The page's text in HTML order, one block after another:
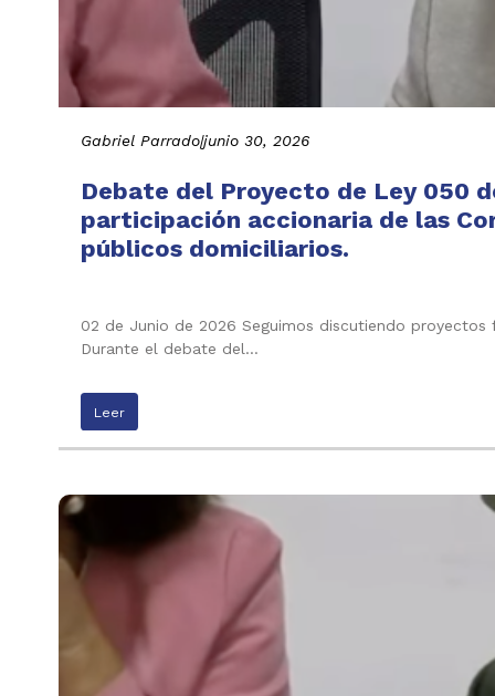
Gabriel Parrado|junio 30, 2026
Debate del Proyecto de Ley 050
participación accionaria de las
públicos domiciliarios.
02 de Junio de 2026 Seguimos discutiendo
Durante el debate del…
Leer